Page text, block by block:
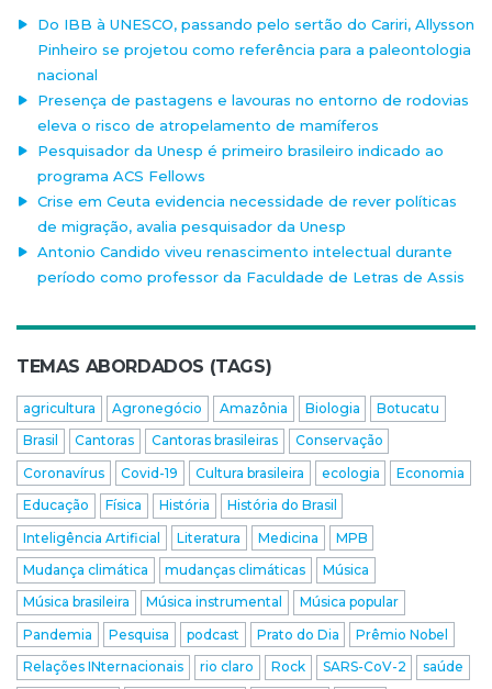
Do IBB à UNESCO, passando pelo sertão do Cariri, Allysson
Pinheiro se projetou como referência para a paleontologia
nacional
Presença de pastagens e lavouras no entorno de rodovias
eleva o risco de atropelamento de mamíferos
Pesquisador da Unesp é primeiro brasileiro indicado ao
programa ACS Fellows
Crise em Ceuta evidencia necessidade de rever políticas
de migração, avalia pesquisador da Unesp
Antonio Candido viveu renascimento intelectual durante
período como professor da Faculdade de Letras de Assis
TEMAS ABORDADOS (TAGS)
agricultura Agronegócio Amazônia Biologia
Botucatu
Brasil
Cantoras Cantoras brasileiras
Conservação
Coronavírus
Covid-19 Cultura brasileira ecologia
Economia
Educação
Física História
História do Brasil
Inteligência Artificial
Literatura Medicina
MPB
Mudança climática
mudanças climáticas
Música
Música brasileira
Música instrumental
Música popular
Pandemia
Pesquisa podcast Prato do Dia
Prêmio Nobel
Relações INternacionais
rio claro Rock SARS-CoV-2
saúde